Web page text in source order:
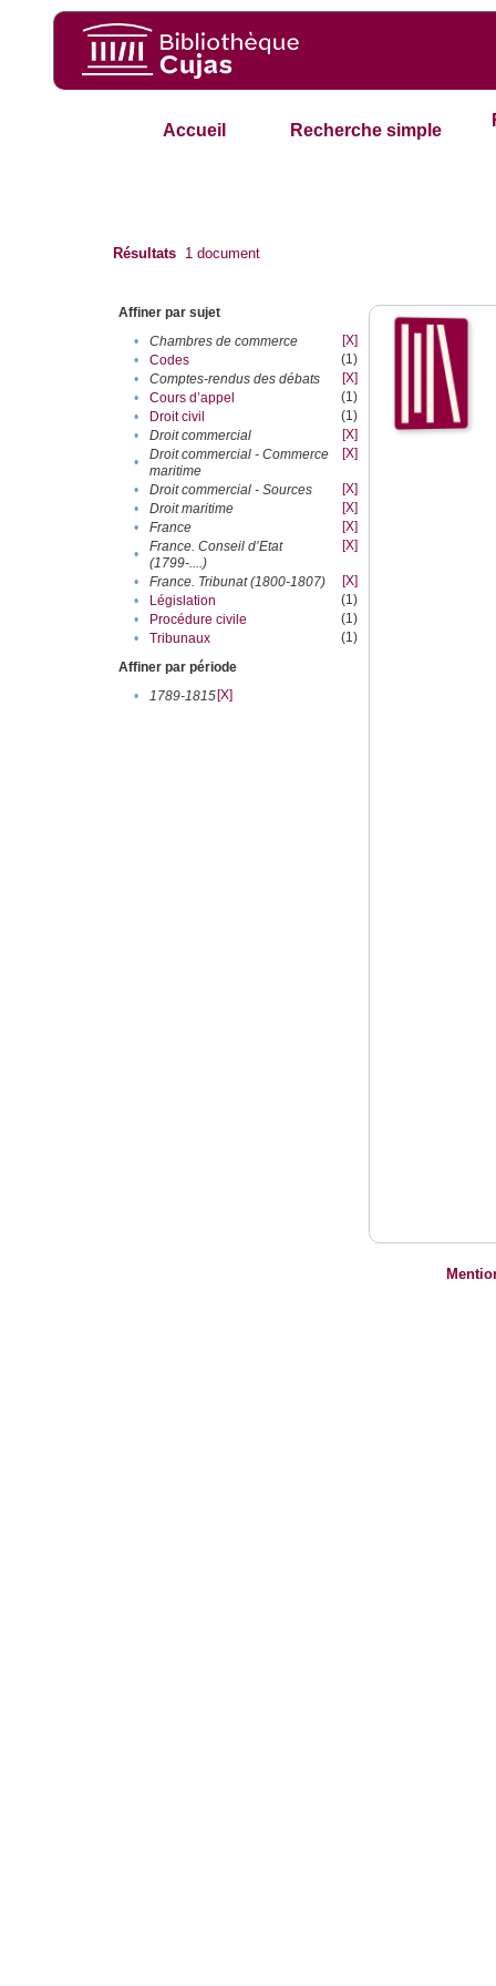
Accueil Recherche simple
Résultats 1 document
Affiner par sujet
•
Chambres de commerce
[X]
•
Codes
(1)
•
Comptes-rendus des débats
[X]
•
Cours d’appel
(1)
•
Droit civil
(1)
•
Droit commercial
[X]
•
Droit commercial - Commerce
maritime
[X]
• Droit commercial - Sources
[X]
•
Droit maritime
[X]
•
France
[X]
•
France. Conseil d’Etat
(1799-....)
[X]
• France. Tribunat (1800-1807)
[X]
•
Législation
(1)
•
Procédure civile
(1)
•
Tribunaux
(1)
Affiner par période
•
1789-1815[X]